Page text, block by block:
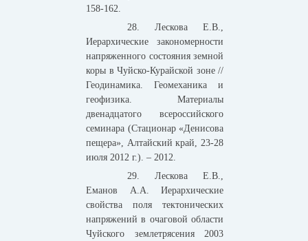
158-162.
28. Лескова Е.В.,
Иерархические закономерности
напряженного состояния земной
коры в Чуйско-Курайской зоне //
Геодинамика. Геомеханика и
геофизика. Материалы
двенадцатого всероссийского
семинара (Стационар «Денисова
пещера», Алтайский край, 23-28
июля 2012 г.). – 2012.
29. Лескова Е.В.,
Еманов А.А. Иерархические
свойства поля тектонических
напряжений в очаговой области
Чуйского землетрясения 2003